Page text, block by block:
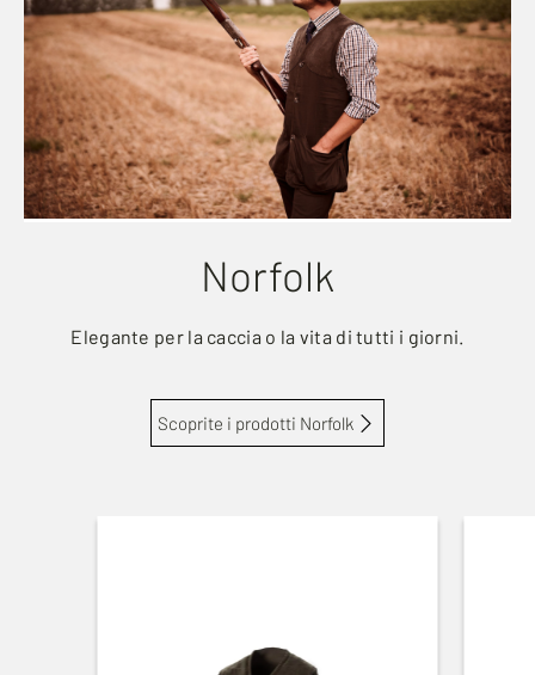
Norfolk
Elegante per la caccia o la vita di tutti i giorni.
Scoprite i prodotti Norfolk